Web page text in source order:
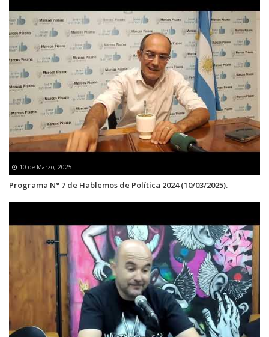
10 de Marzo, 2025
Programa N° 7 de Hablemos de Política 2024 (10/03/2025).